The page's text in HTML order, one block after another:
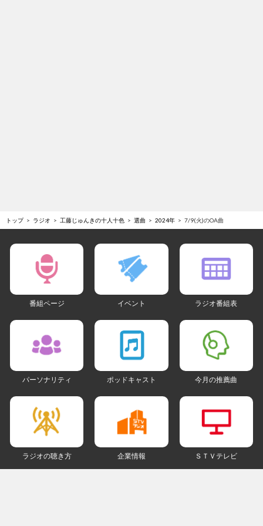
トップ ラジオ 工藤じゅんきの十人十色 選曲 2024年 7/9(火)のOA曲
番組ページ イベント ラジオ番組表
パーソナリティ ポッドキャスト 今月の推薦曲
ラジオの聴き方 企業情報 ＳＴＶテレビ